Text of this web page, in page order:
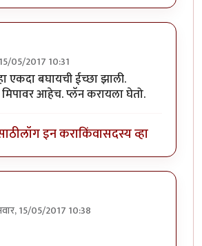
05/2017 10:31
एकदा बघायची ईच्छा झाली.
मिपावर आहेच. प्लॅन करायला घेतो.
लॉग इन कराकिंवासदस्य व्हा
15/05/2017 10:38